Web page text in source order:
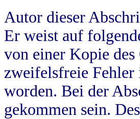
Autor dieser
Er weist auf
von einer Kopie
zweifelsfreie
worden. Bei der
gekommen sein.